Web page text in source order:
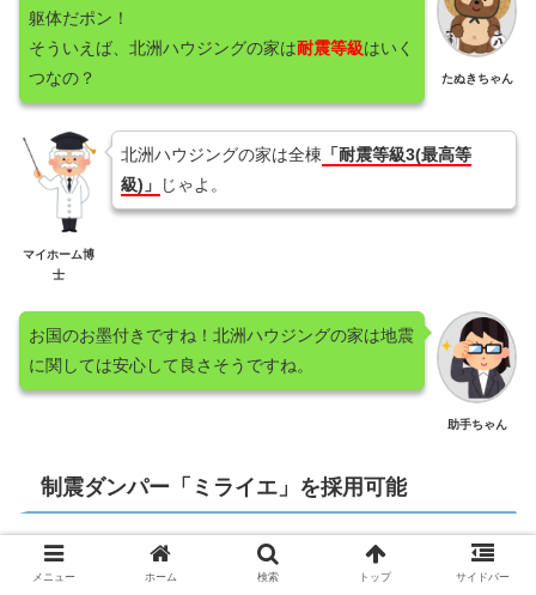
たぬきちゃん
躯体だポン！
そういえば、北洲ハウジングの家は耐震等級はいく
つなの？
マイホーム博
士
北洲ハウジングの家は全棟 「耐震等級3(最高等
級)」
じゃよ。
助手ちゃん
お国のお墨付きですね！北洲ハウジングの家は地震
に関しては安心して良さそうですね。
制震ダンパー「ミライエ」を採用可能
北洲ハウジングは、地震に強い2×6工法で家を建て
メニュー ホーム 検索 トップ サイドバー